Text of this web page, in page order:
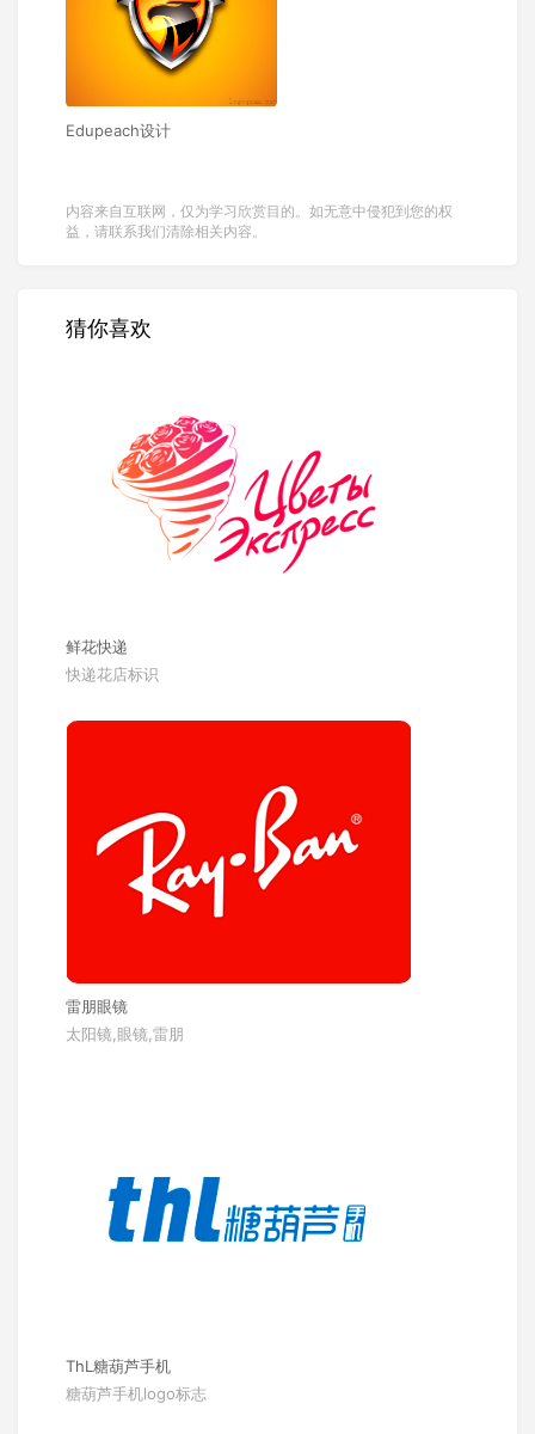
Edupeach设计
内容来自互联网，仅为学习欣赏目的。如无意中侵犯到您的权
益，请联系我们清除相关内容。
猜你喜欢
鲜花快递
快递花店标识
雷朋眼镜
太阳镜,眼镜,雷朋
ThL糖葫芦手机
糖葫芦手机logo标志